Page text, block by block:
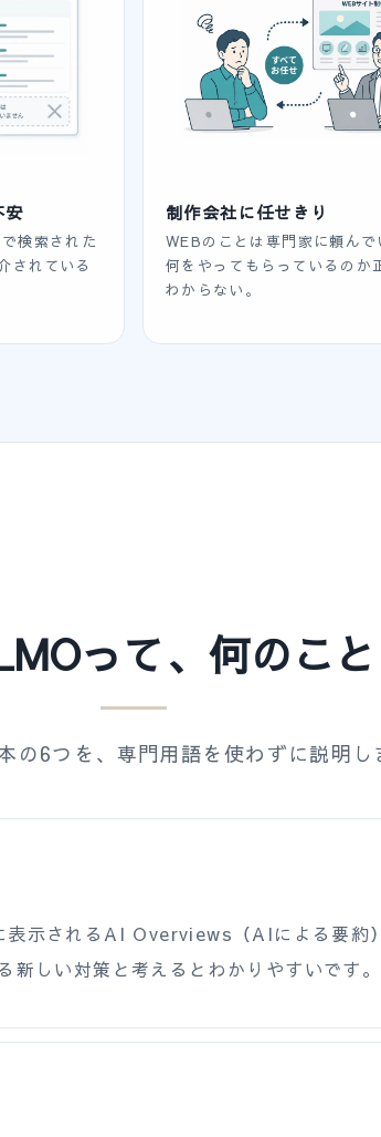
安
検索された
されている
制作会社に任せきり
WEBのことは専門家に頼ん
何をやってもらっているのか
わからない。
って、何のこ
の6つを、専門用語を使わずに説明し
されるAI Overviews（AIによる要約
新しい対策と考えるとわかりやすいです。